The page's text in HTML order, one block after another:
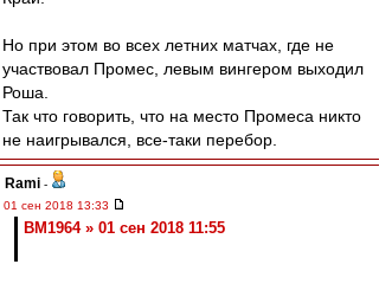
Но при этом во всех летних матчах, где не
участвовал Промес, левым вингером выходил
Роша.
Так что говорить, что на место Промеса никто
не наигрывался, все-таки перебор.
Rami -
01 сен 2018 13:33
BM1964 » 01 сен 2018 11:55